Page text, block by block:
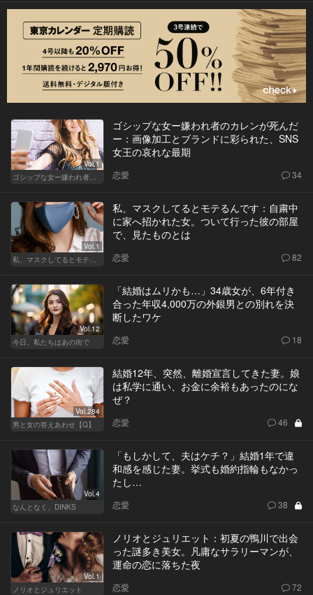
Vol.1
ゴシップな女ー嫌われ者のカレンが死んだー
ゴシップな女ー嫌われ者のカレンが死んだ
ー：画像加工とブランドに彩られた、SNS
女王の哀れな最期
恋愛 34
Vol.1
私、マスクしてるとモテるんです
私、マスクしてるとモテるんです：自粛中
に家へ招かれた女。ついて行った彼の部屋
で、見たものとは
恋愛 82
Vol.12
今日、私たちはあの街で
「結婚はムリかも…」34歳女が、6年付き
合った年収4,000万の外銀男との別れを決
断したワケ
恋愛 18
Vol.284
男と女の答えあわせ【Q】
結婚12年、突然、離婚宣言してきた妻。娘
は私学に通い、お金に余裕もあったのにな
ぜ？
恋愛 46
Vol.4
なんとなく、DINKS
「もしかして、夫はケチ？」結婚1年で違
和感を感じた妻。挙式も婚約指輪もなかっ
たし…
恋愛 38
Vol.1
ノリオとジュリエット
ノリオとジュリエット：初夏の鴨川で出会
った謎多き美女。凡庸なサラリーマンが、
運命の恋に落ちた夜
恋愛 72